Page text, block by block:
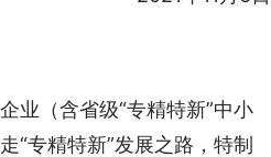
业（含省级“专精特新”中小
“专精特新”发展之路，特制